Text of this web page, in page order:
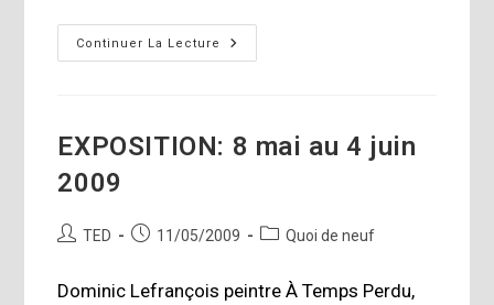
Continuer La Lecture
L’Institut
Culturel
La
Sortie
EXPOSITION: 8 mai au 4 juin
2009
Auteur/autrice
TED
Publication
11/05/2009
PostQuoi de neuf
Dominic Lefrançois peintre À Temps Perdu,